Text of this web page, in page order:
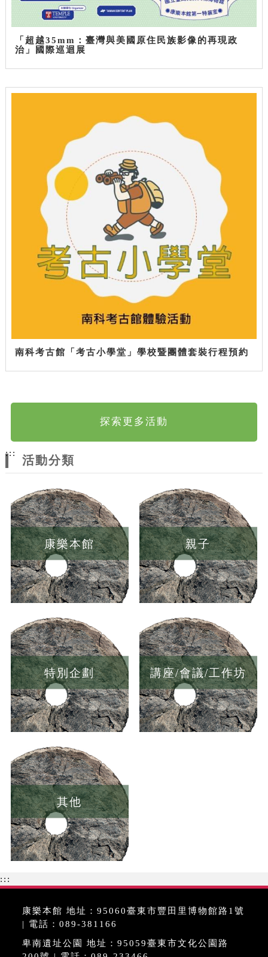
「超越35mm：臺灣與美國原住民族影像的再現政
治」國際巡迴展
南科考古館「考古小學堂」學校暨團體套裝行程預約
探索更多活動
:::
活動分類
康樂本館 親子
特別企劃 講座/會議/工作坊
其他
:::
康樂本館 地址：95060臺東市豐田里博物館路1號
| 電話：089-381166
卑南遺址公園 地址：95059臺東市文化公園路